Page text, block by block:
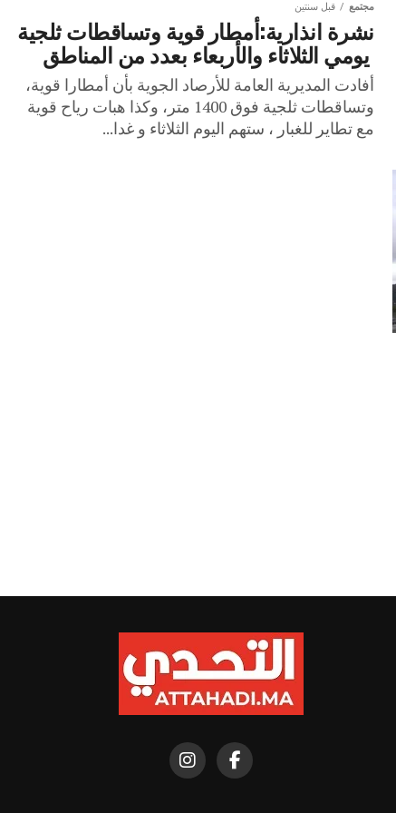
مجتمع قبل سنتين
نشرة انذارية:أمطار قوية وتساقطات ثلجية
يومي الثلاثاء والأربعاء بعدد من المناطق
أفادت المديرية العامة للأرصاد الجوية بأن أمطارا قوية،
وتساقطات ثلجية فوق 1400 متر، وكذا هبات رياح قوية
مع تطاير للغبار ، ستهم اليوم الثلاثاء و غدا...